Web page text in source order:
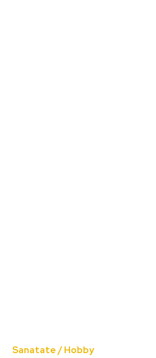
Sanatate / Hobby